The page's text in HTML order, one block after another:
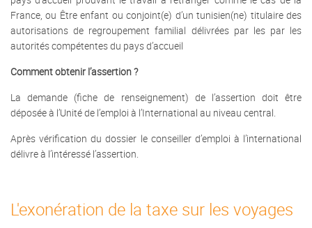
France, ou Être enfant ou conjoint(e) d’un tunisien(ne) titulaire des
autorisations de regroupement familial délivrées par les par les
autorités compétentes du pays d’accueil
Comment obtenir l’assertion ?
La demande (fiche de renseignement) de l’assertion doit être
déposée à l’Unité de l’emploi à l’International au niveau central.
Après vérification du dossier le conseiller d’emploi à l’international
délivre à l’intéressé l’assertion.
L'exonération de la taxe sur les voyages